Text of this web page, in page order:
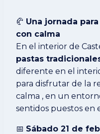
🥐 Una jornada
con calma
En el interior de
pastas
diferente en el
para disfrutar de la
calma , en un
sentidos puestos en
📅 Sábado 21 de